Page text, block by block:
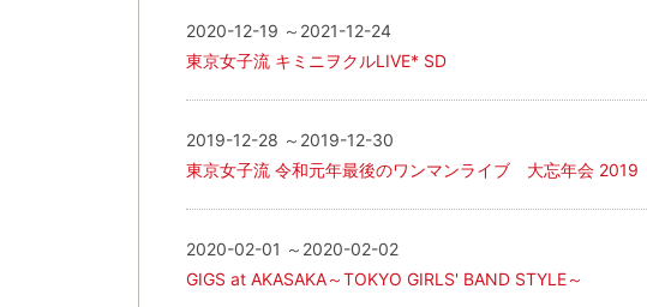
2020-12-19 ～2021-12-24
東京女子流 キミニヲクルLIVE* SD
2019-12-28 ～2019-12-30
東京女子流 令和元年最後のワンマンライブ 大忘年会 2019
2020-02-01 ～2020-02-02
GIGS at AKASAKA～TOKYO GIRLS' BAND STYLE～